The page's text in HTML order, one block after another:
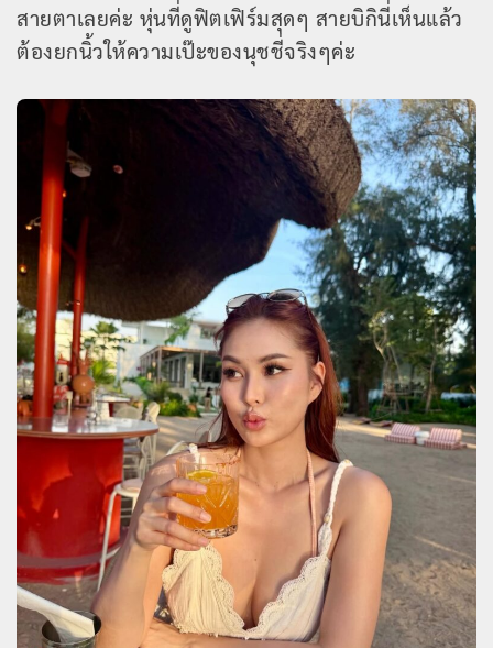
สายตาเลยค่ะ หุ่นที่ดูฟิตเฟิร์มสุดๆ สายบิกินี่เห็นแล้ว
ต้องยกนิ้วให้ความเป๊ะของนุชชี่จริงๆค่ะ